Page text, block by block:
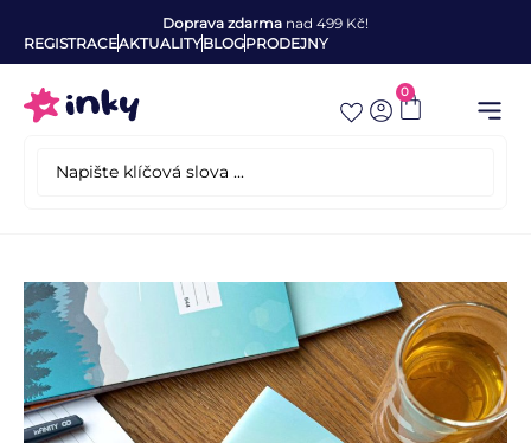
Doprava zdarma nad 499 Kč!
REGISTRACEAKTUALITYBLOGPRODEJNY
0